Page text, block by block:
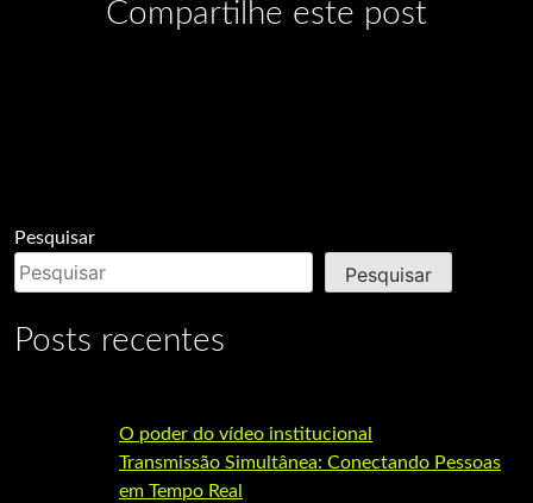
Compartilhe este post
Pesquisar
Pesquisar
Posts recentes
O poder do vídeo institucional
Transmissão Simultânea: Conectando Pessoas
em Tempo Real